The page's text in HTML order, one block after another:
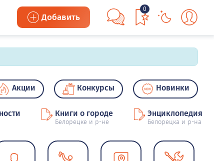
Добавить
0
Акции Конкурсы Новинки
Книги о городе
Белорецке и р-не
Энциклопедия
Белорецка и р-на